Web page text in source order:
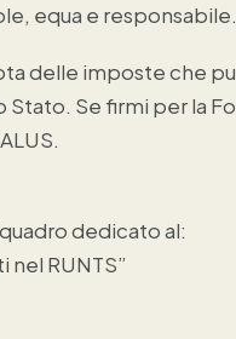
equa e responsabile.
delle imposte che
Se firmi per la
dedicato al:
RUNTS”